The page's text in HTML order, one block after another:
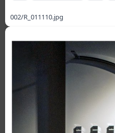
002/R_011110.jpg